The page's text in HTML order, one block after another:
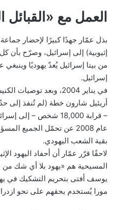
العمل مع «القبائل
بذل عمّار جهدًا كبيرًا لإحضار
إثيوبية) إلى إسرائيل، وصرّح بأن
من بيتا إسرائيل يُعدّ يهوديًا
إسرائيل.
في يناير 2004، وبعد
أريئيل شارون خطة (لم تُنفذ إلى
عام 2008 عن تحمّل الجميع
بقية الشعب اليهودي.
لاحقًا قرّر عمّار أن أحفاد اليهود
المسيحية هم «يهود بلا أي شك من
يوسف أفتى بتحريم التشكيك في
مورا يُستخدم بحقهم على نحو